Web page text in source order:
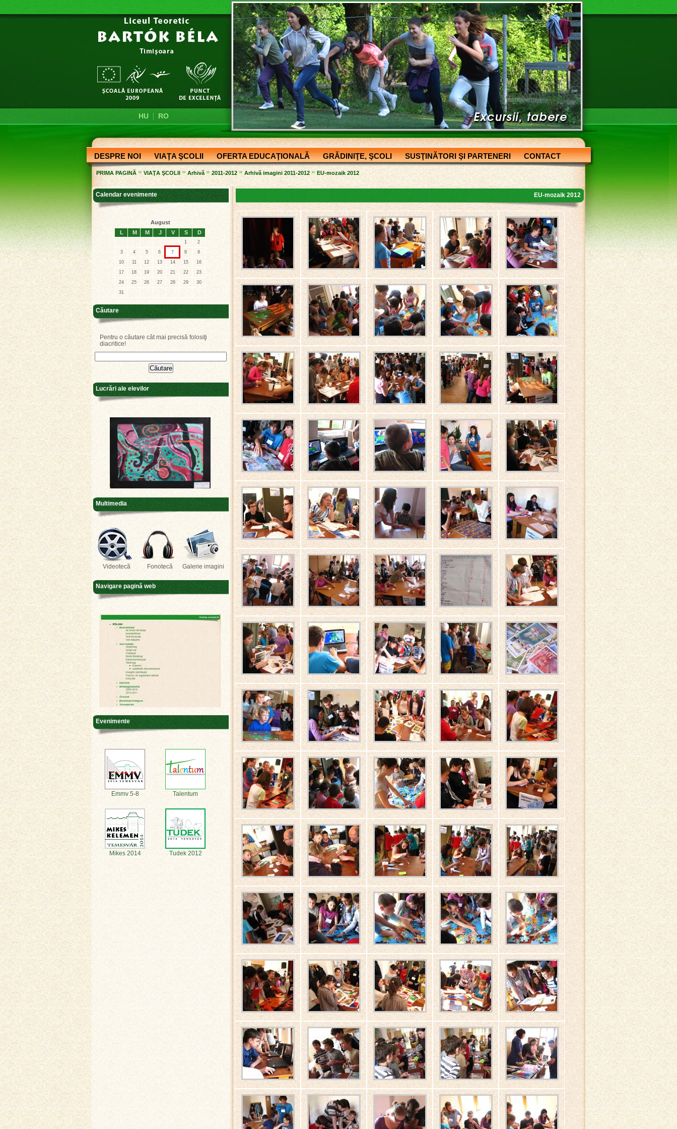
HU| RO
DESPRE NOI VIAŢA ŞCOLII OFERTA EDUCAŢIONALĂ GRĂDINIŢE, ŞCOLI SUSŢINĂTORI ŞI PARTENERI CONTACT
PRIMA PAGINĂ » VIAŢA ŞCOLII » Arhivă » 2011-2012 » Arhivă imagini 2011-2012 » EU-mozaik 2012
EU-mozaik 2012
Calendar evenimente
August
L
M M J V S D
1
2
3
4 5 6 7 8
9
10
11 12 13 14 15
16
17
18 19 20 21 22
23
24
25 26 27 28 29
30
31
Căutare
Pentru o căutare cât mai precisă folosiţi
diacritice!
Lucrări ale elevilor
Multimedia
Videotecă Fonotecă Galerie imagini
Navigare pagină web
Evenimente
Emmv 5-8 Talentum
Mikes 2014 Tudek 2012